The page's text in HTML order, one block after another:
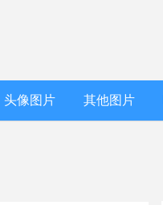
头像图片 其他图片